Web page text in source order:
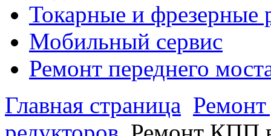
Токарные и фрезерные
Мобильный сервис
Ремонт переднего
Главная страница